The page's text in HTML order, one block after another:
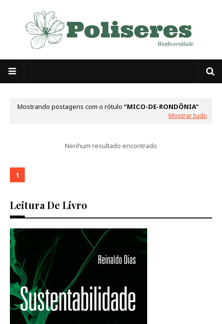
Mostrando postagens com o rótulo
MICO-DE-RONDÔNIA
Mostrar tudo
Nenhum resultado encontrado
1
Leitura De Livro